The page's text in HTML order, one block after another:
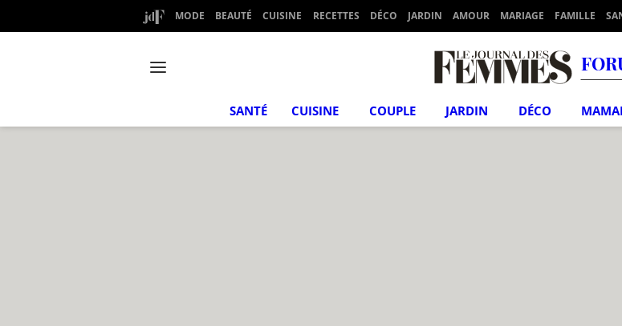
MODE BEAUTÉ CUISINE RECETTES DÉCO JARDIN AMOUR MARIAGE FAMILLE
SANTÉ CUISINE COUPLE JARDIN DÉCO